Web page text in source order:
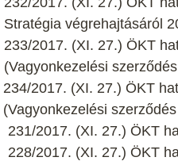
Stratégia végrehajtásáról
233/2017. (XI. 27.) ÖKT
(Vagyonkezelési
234/2017. (XI. 27.) ÖKT
(Vagyonkezelési
231/2017. (XI. 27.) ÖKT
228/2017. (XI. 27.) ÖKT